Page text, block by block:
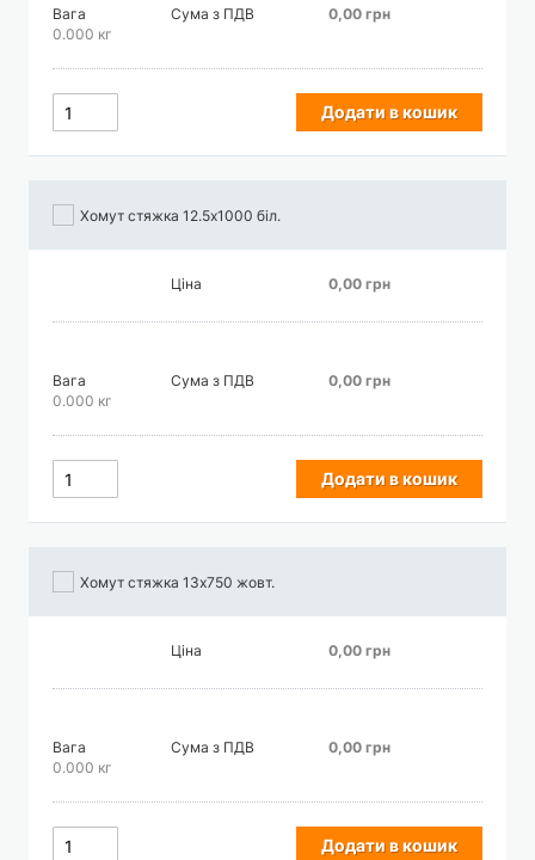
Вага
0.000 кг
Сума з ПДВ 0,00 грн
Додати в кошик
Хомут стяжка 12.5х1000 біл.
Ціна 0,00 грн
Вага
0.000 кг
Сума з ПДВ 0,00 грн
Додати в кошик
Хомут стяжка 13х750 жовт.
Ціна 0,00 грн
Вага
0.000 кг
Сума з ПДВ 0,00 грн
Додати в кошик